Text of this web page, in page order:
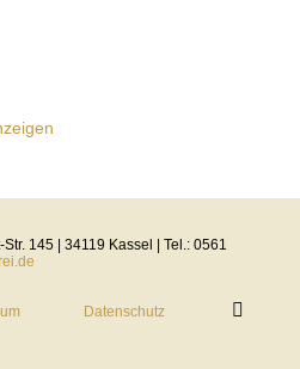
145 | 34119 Kassel | Tel.: 0561
Datenschutz